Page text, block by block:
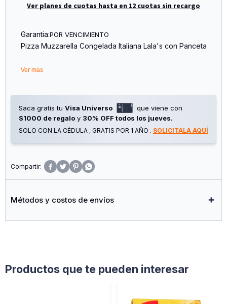
Ver planes de cuotas hasta en 12 cuotas sin recargo
Garantia:POR VENCIMIENTO
Pizza Muzzarella Congelada Italiana Lala's con Panceta
Ver mas
Saca gratis tu Visa Universo
que viene con
$1000 de regalo y 30% OFF todos los jueves.
SOLO CON LA CÉDULA , GRATIS POR 1 AÑO . SOLICITALA AQUÍ
   
Métodos y costos de envíos
Productos que te pueden interesar